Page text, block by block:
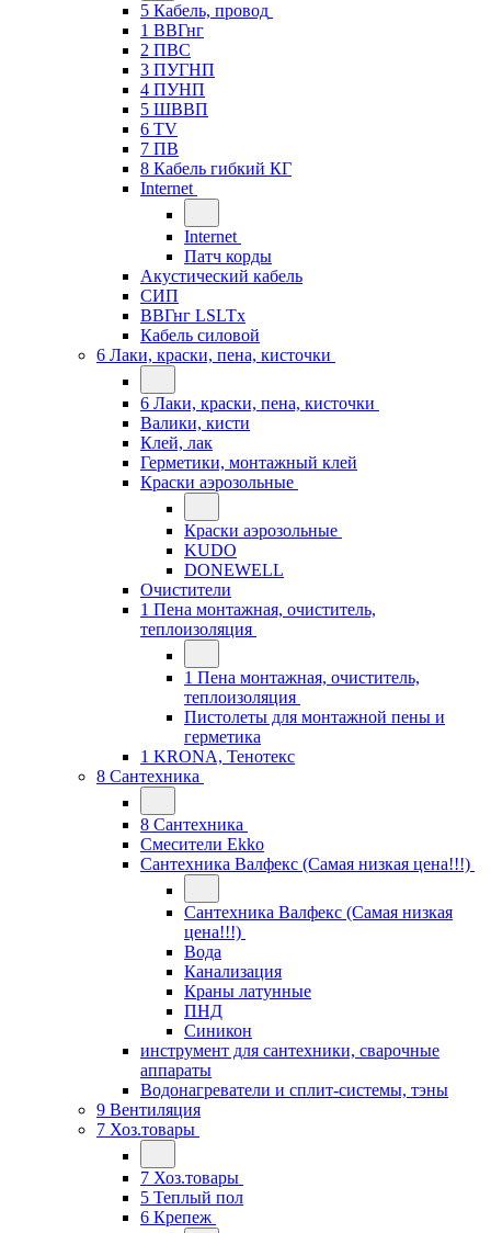
5 Кабель, провод
1 ВВГнг
2 ПВС
3 ПУГНП
4 ПУНП
5 ШВВП
6 TV
7 ПВ
8 Кабель гибкий КГ
Internet
Internet
Патч корды
Акустический кабель
СИП
ВВГнг LSLTx
Кабель силовой
6 Лаки, краски, пена, кисточки
6 Лаки, краски, пена, кисточки
Валики, кисти
Клей, лак
Герметики, монтажный клей
Краски аэрозольные
Краски аэрозольные
KUDO
DONEWELL
Очистители
1 Пена монтажная, очиститель,
теплоизоляция
1 Пена монтажная, очиститель,
теплоизоляция
Пистолеты для монтажной пены и
герметика
1 KRONA, Тенотекс
8 Сантехника
8 Сантехника
Смесители Ekko
Сантехника Валфекс (Самая низкая цена!!!)
Сантехника Валфекс (Самая низкая
цена!!!)
Вода
Канализация
Краны латунные
ПНД
Синикон
инструмент для сантехники, сварочные
аппараты
Водонагреватели и сплит-системы, тэны
9 Вентиляция
7 Хоз.товары
7 Хоз.товары
5 Теплый пол
6 Крепеж